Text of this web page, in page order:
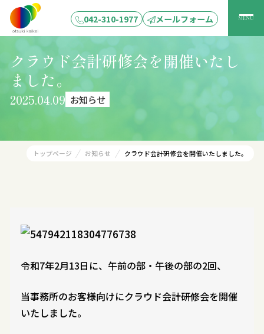
042-310-1977 メールフォーム MENU
クラウド会計研修会を開催いたし
ました。
2025.04.09 お知らせ
トップページ お知らせ クラウド会計研修会を開催いたしました。
令和7年2月13日に、午前の部・午後の部の2回、
当事務所のお客様向けにクラウド会計研修会を開催
いたしました。